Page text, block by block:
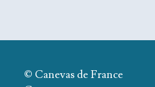
© Canevas de France